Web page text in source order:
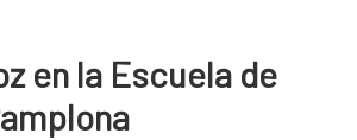
en la Escuela de